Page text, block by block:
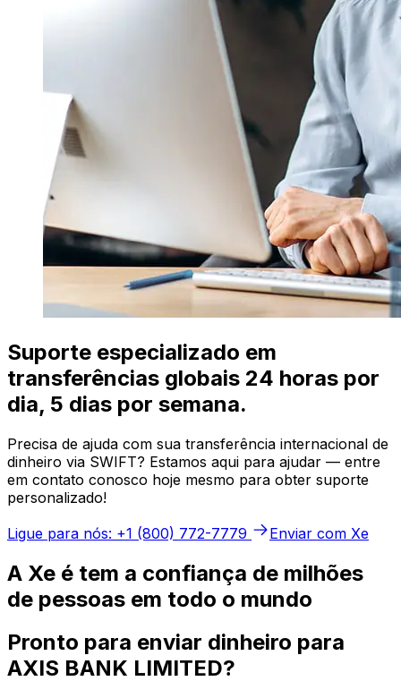
Suporte especializado em
transferências globais 24 horas por
dia, 5 dias por semana.
Precisa de ajuda com sua transferência internacional de
dinheiro via SWIFT? Estamos aqui para ajudar — entre
em contato conosco hoje mesmo para obter suporte
personalizado!
Ligue para nós: +1 (800) 772-7779
Enviar com Xe
A Xe é tem a confiança de milhões
de pessoas em todo o mundo
Pronto para enviar dinheiro para
AXIS BANK LIMITED?